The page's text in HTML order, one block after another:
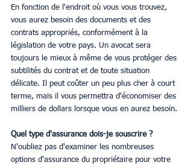
En fonction de l'endroit où vous vous trouvez,
vous aurez besoin des documents et des
contrats appropriés, conformément à la
législation de votre pays. Un avocat sera
toujours le mieux à même de vous protéger des
subtilités du contrat et de toute situation
délicate. Il peut coûter un peu plus cher à court
terme, mais il vous permettra d'économiser des
milliers de dollars lorsque vous en aurez besoin.
Quel type d'assurance dois-je souscrire ?
N'oubliez pas d'examiner les nombreuses
options d'assurance du propriétaire pour votre